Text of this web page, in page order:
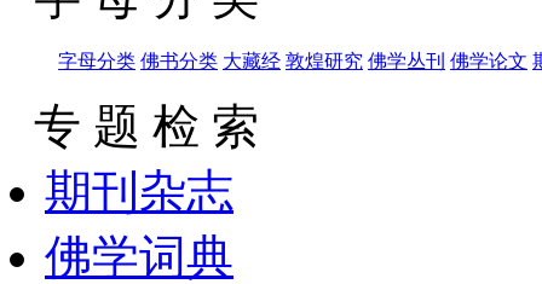
字母分类 佛书分类 大藏经 敦煌研究 佛学丛刊 佛学论文
专 题 检 索
期刊杂志
佛学词典